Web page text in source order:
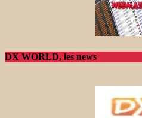
DX WORLD, les news